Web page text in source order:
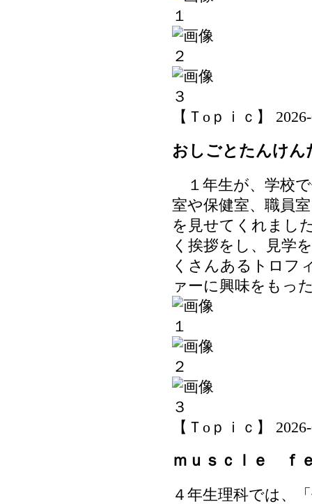
【Ｔoｐｉｃ】
おしごとたんけん
１年生が、学校
室や保健室、職員
を見せてくれまし
く挨拶をし、見学
くさんあるトロフ
ァーに興味をもっ
【Ｔoｐｉｃ】
ｍｕｓｃｌｅ ｆ
４年生理科では、